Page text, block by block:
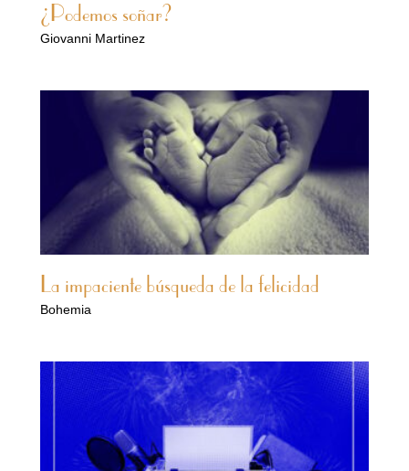
¿Podemos soñar?
Giovanni Martinez
La impaciente búsqueda de la felicidad
Bohemia